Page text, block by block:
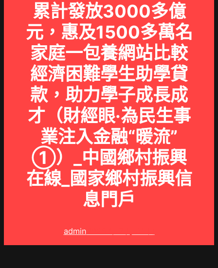
累計發放3000多億
元，惠及1500多萬名
家庭一包養網站比較
經濟困難學生助學貸
款，助力學子成長成
才（財經眼·為民生事
業注入金融“暖流”
①）_中國鄉村振興
在線_國家鄉村振興信
息門戶
admin